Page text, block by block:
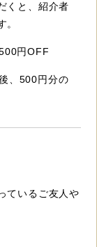
くと、紹介者
。
円OFF
、500円分の
ているご友人や